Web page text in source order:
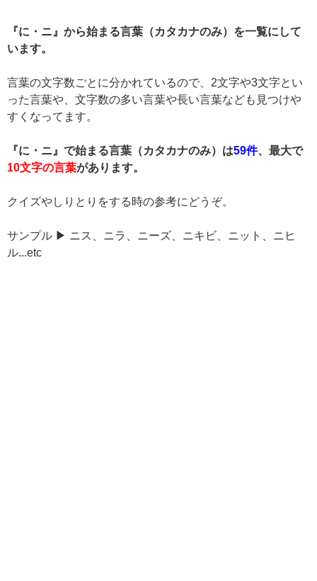
『に・ニ』から始まる言葉（カタカナのみ）を一覧にして
います。
言葉の文字数ごとに分かれているので、2文字や3文字とい
った言葉や、文字数の多い言葉や長い言葉なども見つけや
すくなってます。
『に・ニ』で始まる言葉（カタカナのみ）は59件、最大で
10文字の言葉があります。
クイズやしりとりをする時の参考にどうぞ。
サンプル ▶ ニス、ニラ、ニーズ、ニキビ、ニット、ニヒ
ル...etc